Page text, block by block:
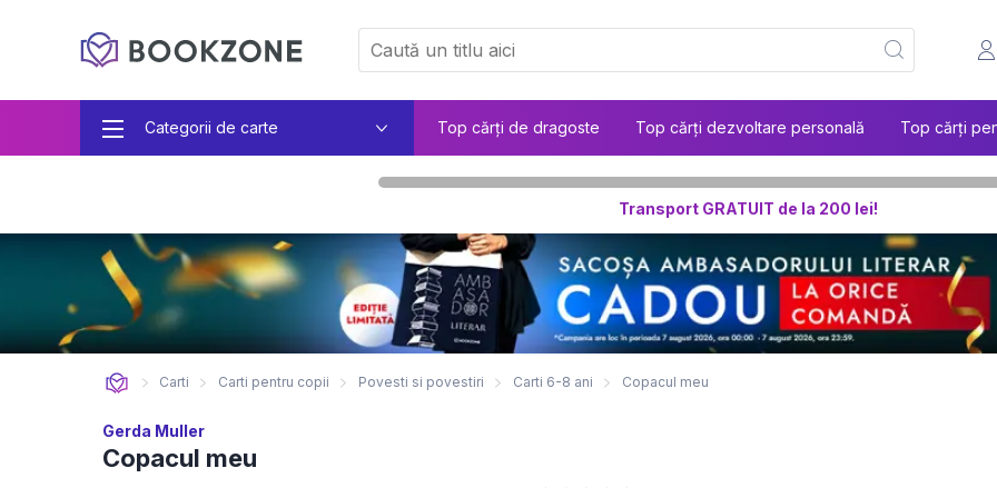
Categorii de carte Top cărți de dragoste Top cărți dezvoltare personală Top cărți
Transport GRATUIT de la 200 lei!
Carti Carti pentru copii Povesti si povestiri Carti 6-8 ani Copacul meu
Gerda Muller
Copacul meu